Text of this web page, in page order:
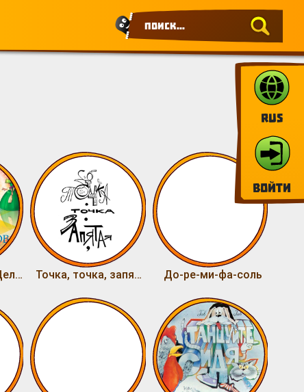
RUS
Войти
Вальс цветов. Щелкунчик Точка, точка, запятая До-ре-ми-фа-соль